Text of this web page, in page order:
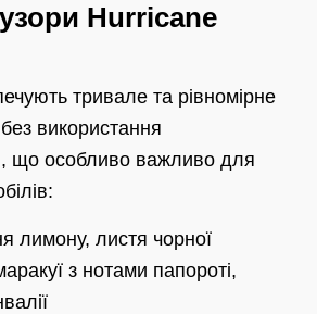
Hurricane
тривале та рівномірне
використання
що особливо важливо для
лимону, листя чорної
з нотами папороті,